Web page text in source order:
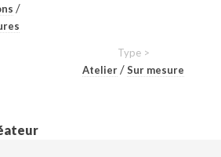
/
Type >
Atelier /Sur mesure